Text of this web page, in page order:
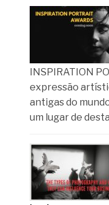
INSPIRATION
expressão
antigas do
um lugar de